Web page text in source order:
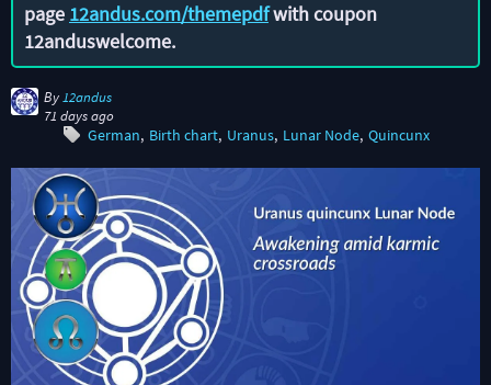
page 12andus.com/themepdfwith coupon
12anduswelcome.
By 12andus
71 days ago
German Birth chart Uranus Lunar Node Quincunx